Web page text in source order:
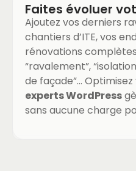
Faites évoluer
Ajoutez vos derniers
chantiers d’ITE, vos
rénovations
“ravalement”,
de façade”… Optimisez
experts WordPress
sans aucune charge